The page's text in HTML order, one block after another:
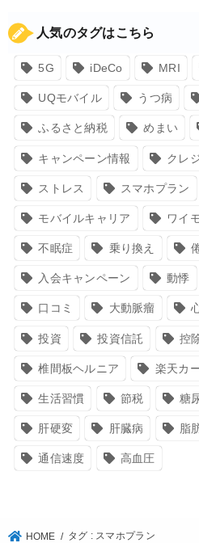
人気のタグはこちら
5G iDeCo MRI
UQモバイル うつ病
ふるさと納税 めまい
キャンペーン情報 クレ
ストレス スマホプラン
モバイルキャリア ワイ
不眠症 乗り換え
入会キャンペーン 動悸
口コミ 大動脈瘤
投資 投資信託 控
椎間板ヘルニア 楽天カ
生活習慣 節税 糖
肝硬変 肝臓病 脂
通信速度 高血圧
HOME タグ : スマホプラン